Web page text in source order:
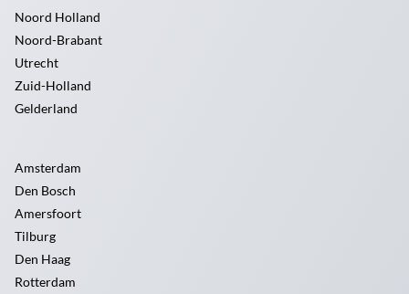
Noord Holland
Noord-Brabant
Utrecht
Zuid-Holland
Gelderland
Amsterdam
Den Bosch
Amersfoort
Tilburg
Den Haag
Rotterdam